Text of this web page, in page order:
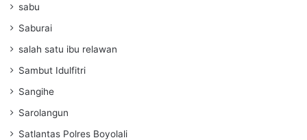
sabu
Saburai
salah satu ibu relawan
Sambut Idulfitri
Sangihe
Sarolangun
Satlantas Polres Boyolali